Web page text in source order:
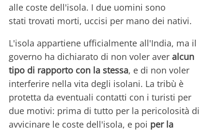
alle coste dell'isola. I due uomini sono
stati trovati morti, uccisi per mano dei nativi.
L'isola appartiene ufficialmente all'India, ma il
governo ha dichiarato di non voler aver alcun
tipo di rapporto con la stessa, e di non voler
interferire nella vita degli isolani. La tribù è
protetta da eventuali contatti con i turisti per
due motivi: prima di tutto per la pericolosità di
avvicinare le coste dell'isola, e poi per la